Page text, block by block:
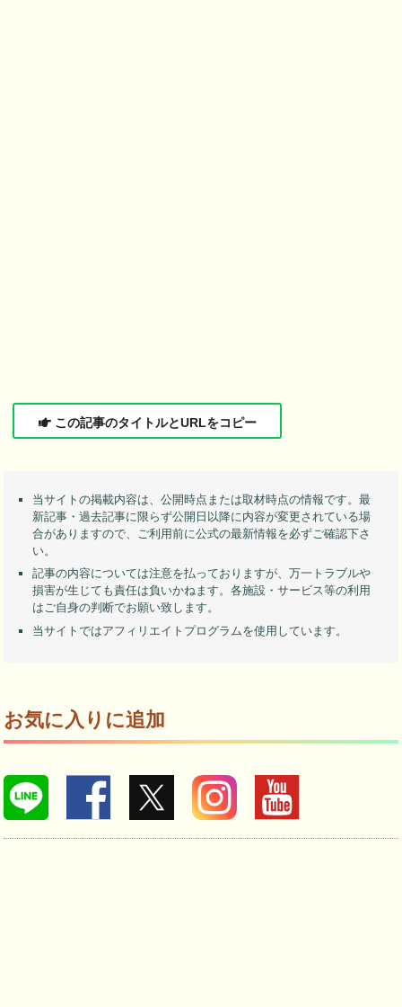
この記事のタイトルとURLをコピー
当サイトの掲載内容は、公開時点または取材時点の情報です。最
新記事・過去記事に限らず公開日以降に内容が変更されている場
合がありますので、ご利用前に公式の最新情報を必ずご確認下さ
い。
記事の内容については注意を払っておりますが、万一トラブルや
損害が生じても責任は負いかねます。各施設・サービス等の利用
はご自身の判断でお願い致します。
当サイトではアフィリエイトプログラムを使用しています。
お気に入りに追加